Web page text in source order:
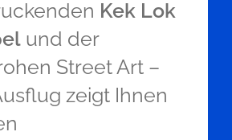
Kek Lok
und der
Street Art –
zeigt Ihnen